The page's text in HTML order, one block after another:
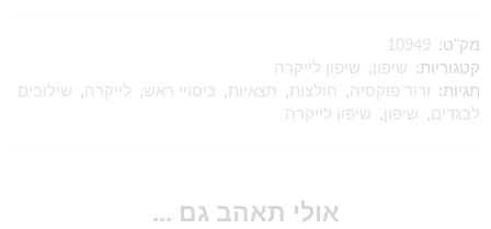
מק"ט: 10949
קטגוריות: שיפון , שיפון לייקרה
תגיות:
ורוד פוקסיה, חולצות, חצאיות, כיסויי ראש, לייקרה, שילובים
לבגדים, שיפון , שיפון לייקרה
אולי תאהב גם ...